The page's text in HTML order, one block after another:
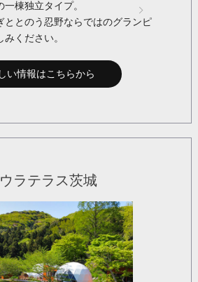
棟独立タイプ。
ととのう忍野ならではのグランピ
ください。
い情報はこちらから
ラテラス茨城